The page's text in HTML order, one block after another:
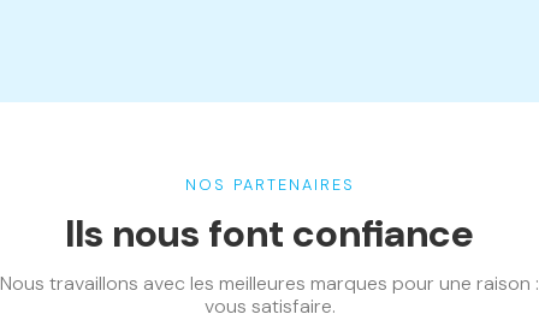
NOS PARTENAIRES
Ils nous font confiance
Nous travaillons avec les meilleures marques pour une raison :
vous satisfaire.